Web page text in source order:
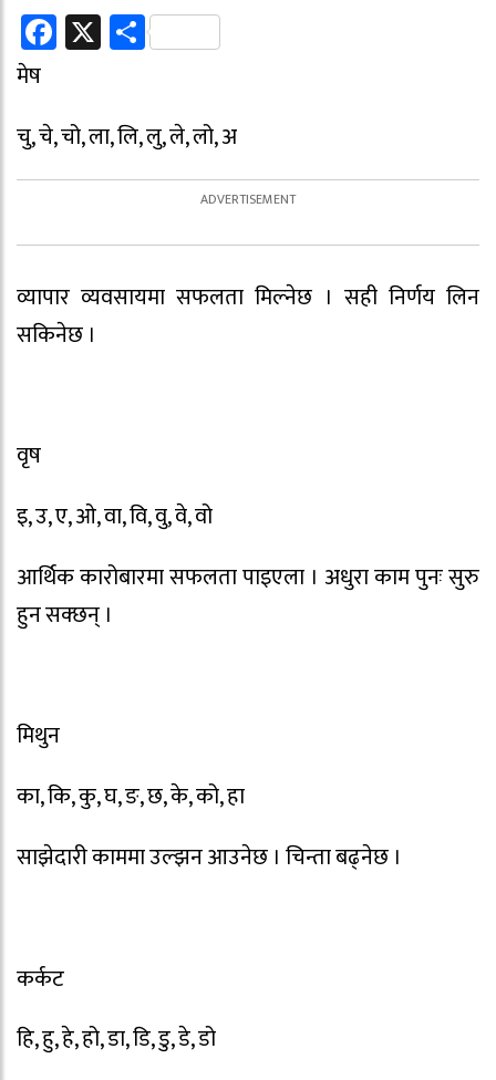
Facebook
X Share
मेष
चु, चे, चो, ला, लि, लु, ले, लो, अ
व्यापार व्यवसायमा सफलता मिल्नेछ । सही निर्णय लिन
सकिनेछ ।
वृष
इ, उ, ए, ओ, वा, वि, वु, वे, वो
आर्थिक कारोबारमा सफलता पाइएला । अधुरा काम पुनः सुरु
हुन सक्छन् ।
मिथुन
का, कि, कु, घ, ङ, छ, के, को, हा
साझेदारी काममा उल्झन आउनेछ । चिन्ता बढ्नेछ ।
कर्कट
हि, हु, हे, हो, डा, डि, डु, डे, डो